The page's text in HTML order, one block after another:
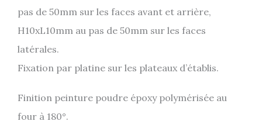
pas de 50mm sur les faces avant et arrière,
H10xL10mm au pas de 50mm sur les faces
latérales.
Fixation par platine sur les plateaux d’établis.
Finition peinture poudre époxy polymérisée au
four à 180°.